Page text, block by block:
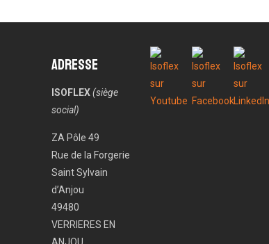
Adresse
ISOFLEX(siège
social)
ZA Pôle 49
Rue de la Forgerie
Saint Sylvain
d’Anjou
49480
VERRIERES EN